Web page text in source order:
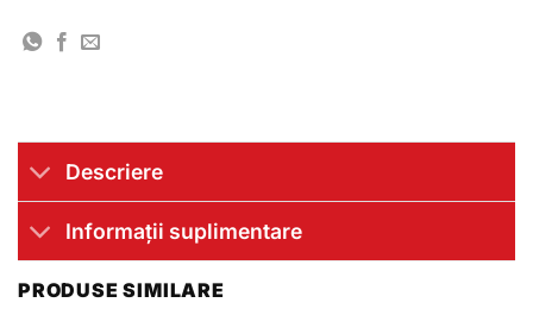
Descriere
Informații suplimentare
PRODUSE SIMILARE